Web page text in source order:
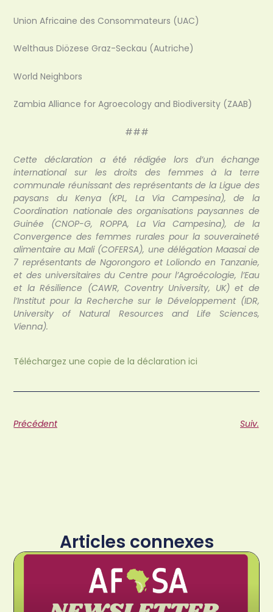
Union Africaine des Consommateurs (UAC)
Welthaus Diözese Graz-Seckau (Autriche)
World Neighbors
Zambia Alliance for Agroecology and Biodiversity (ZAAB)
###
Cette déclaration a été rédigée lors d’un échange
international sur les droits des femmes à la terre
communale réunissant des représentants de la Ligue des
paysans du Kenya (KPL, La Via Campesina), de la
Coordination nationale des organisations paysannes de
Guinée (CNOP-G, ROPPA, La Via Campesina), de la
Convergence des femmes rurales pour la souveraineté
alimentaire au Mali (COFERSA), une délégation Maasai de
7 représentants de Ngorongoro et Loliondo en Tanzanie,
et des universitaires du Centre pour l’Agroécologie, l’Eau
et la Résilience (CAWR, Coventry University, UK) et de
l’Institut pour la Recherche sur le Développement (IDR,
University of Natural Resources and Life Sciences,
Vienna).
Téléchargez une copie de la déclaration ici
Précédent Suiv.
Articles connexes